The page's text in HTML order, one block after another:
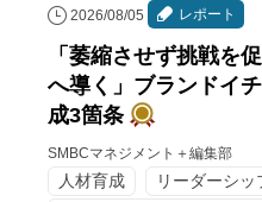
2026/08/05 レポート
「萎縮させず挑戦を
へ導く」ブランドイ
成3箇条
SMBCマネジメント＋編集部
人材育成 リーダーシッ